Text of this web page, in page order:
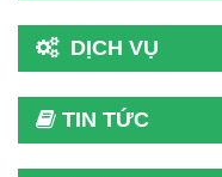
DỊCH VỤ
TIN TỨC